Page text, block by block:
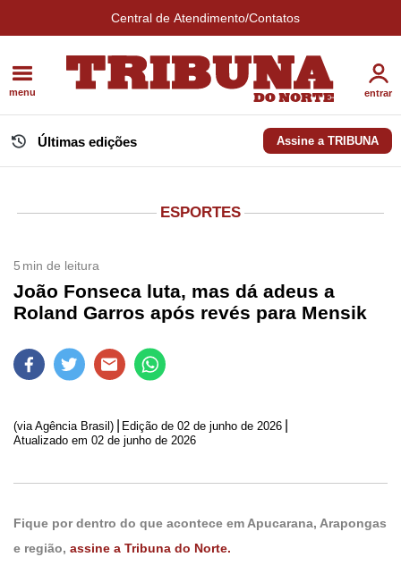
Central de Atendimento/Contatos
menu entrar
Últimas edições Assine a TRIBUNA
ESPORTES
5 min de leitura
João Fonseca luta, mas dá adeus a
Roland Garros após revés para Mensik
(via Agência Brasil) Edição de 02 de junho de 2026
Atualizado em 02 de junho de 2026
Fique por dentro do que acontece em Apucarana, Arapongas
e região, assine a Tribuna do Norte.